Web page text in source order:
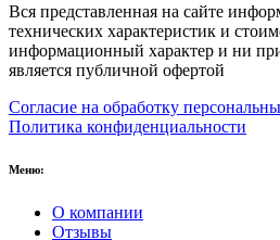
Вся представленная на сайте
технических характеристик и
информационный характер и ни
является публичной офертой
Согласие на обработку
Политика конфиденциальности
Меню:
О компании
Отзывы